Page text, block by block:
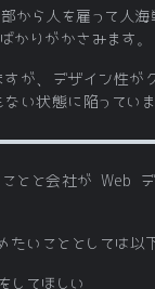
から人を雇って人
かりがかさみます。
すが、デザイン性
い状態に陥っていま
とと会社が Web
いこととしては以
してほしい